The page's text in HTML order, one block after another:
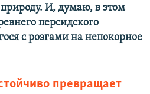
И, думаю, в этом
персидского
с розгами на непокорное
превращает